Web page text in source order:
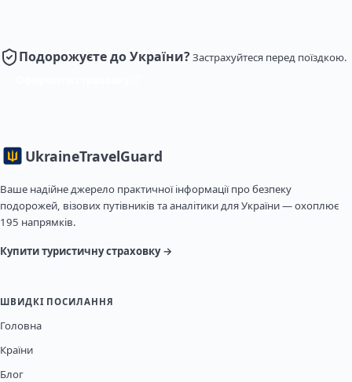
Подорожуєте до України?Застрахуйтеся перед поїздкою.
UkraineTravelGuard
Ваше надійне джерело практичної інформації про безпеку
подорожей, візових путівників та аналітики для України — охоплює
195 напрямків.
Купити туристичну страховку →
ШВИДКІ ПОСИЛАННЯ
Головна
Країни
Блог